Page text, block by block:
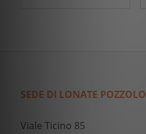
SEDE DI LONATE POZZOLO
Viale Ticino 85